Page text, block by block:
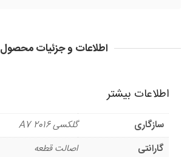
اطلاعات و جزئیات محصول
اطلاعات بیشتر
سازگاری
گلکسی A7 2016
گارانتی
اصالت قطعه